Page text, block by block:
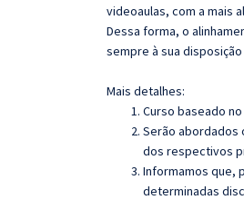
videoaulas, com a mais
Dessa forma, o
sempre à sua
Mais detalhes:
Curso baseado no
Serão abordados
dos respectivos
Informamos que,
determinadas